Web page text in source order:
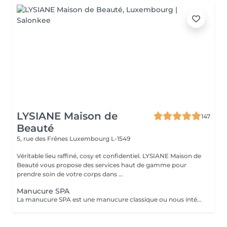
LYSIANE Maison de
Beauté
147
5, rue des Frênes Luxembourg L-1549
Véritable lieu raffiné, cosy et confidentiel. LYSIANE Maison de
Beauté vous propose des services haut de gamme pour
prendre soin de votre corps dans ...
Manucure SPA
La manucure SPA est une manucure classique ou nous intégrons un gommage afin d'exfolier la peau pour la rendre plus douce avant d'appliquer un masque pour un soin profond. Aucun vernis ne sera appliqué à la fin du traitement.